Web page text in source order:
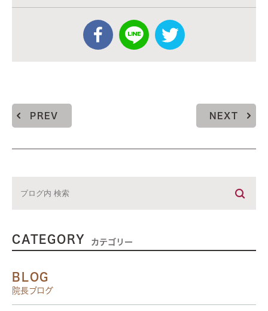
PREV NEXT
CATEGORY カテゴリー
BLOG
院長ブログ